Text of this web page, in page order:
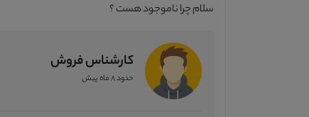
سلام چرا ناموجود هست ؟
کارشناس فروش
حدود 8 ماه پیش